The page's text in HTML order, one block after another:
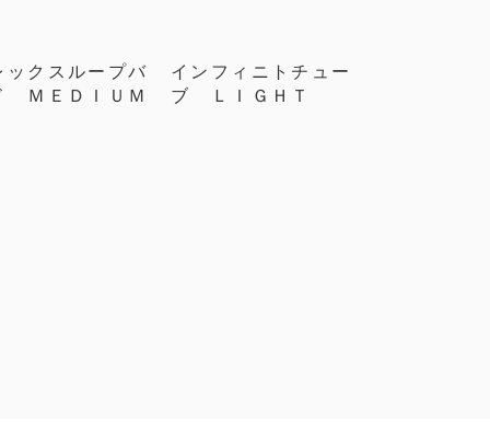
ックスループバ
ＭＥＤＩＵＭ
インフィニトチュー
ブ ＬＩＧＨＴ